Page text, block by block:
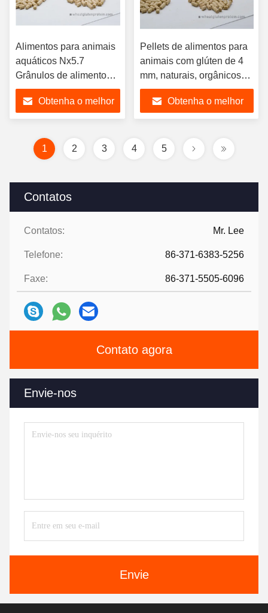
Contatos
Contatos: Mr. Lee
Telefone: 86-371-6383-5256
Faxe: 86-371-5505-6096
Contato agora
Envie-nos
Envie
Alimentos para animais
aquáticos Nx5.7
Grânulos de alimento
para glúten de trigo
Obtenha o melhor
Pellets de alimentos para
animais com glúten de 4
mm, naturais, orgânicos
CAS 8002-80-0
Obtenha o melhor
1 2 3 4 5